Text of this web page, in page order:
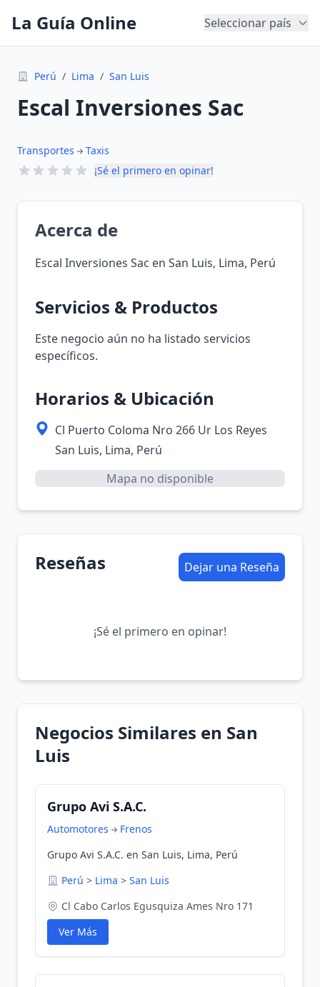
La Guía Online Seleccionar país
Perú / Lima / San Luis
Escal Inversiones Sac
Transportes
Taxis
¡Sé el primero en opinar!
Acerca de
Escal Inversiones Sac en San Luis, Lima, Perú
Servicios & Productos
Este negocio aún no ha listado servicios
específicos.
Horarios & Ubicación
Cl Puerto Coloma Nro 266 Ur Los Reyes
San Luis, Lima, Perú
Mapa no disponible
Reseñas Dejar una Reseña
¡Sé el primero en opinar!
Negocios Similares en San
Luis
Grupo Avi S.A.C.
Automotores
Frenos
Grupo Avi S.A.C. en San Luis, Lima, Perú
Perú > Lima > San Luis
Cl Cabo Carlos Egusquiza Ames Nro 171
Ver Más